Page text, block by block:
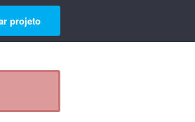
projeto